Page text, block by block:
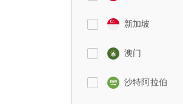
新加坡
澳门
沙特阿拉伯